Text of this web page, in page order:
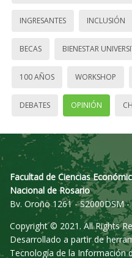
INGRESANTES INCLUSIÓN
BECAS BIENESTAR
100 AÑOS WORKSHOP
DEBATES OPINIÓN
Facultad de Ciencias
Nacional de Rosario
Bv. Oroño 1261 - S2000DSM -
Copyright © 2021. All Rights
Desarrollado a partir de
Tecnología de la Información